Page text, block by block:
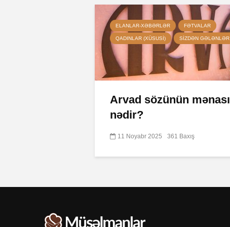
ELANLAR-XƏBƏRLƏR FƏTVALAR
QADINLAR (XÜSUSI) SIZDƏN GƏLƏNLƏR
Arvad sözünün mənası
nədir?
11 Noyabr 2025 361 Baxış